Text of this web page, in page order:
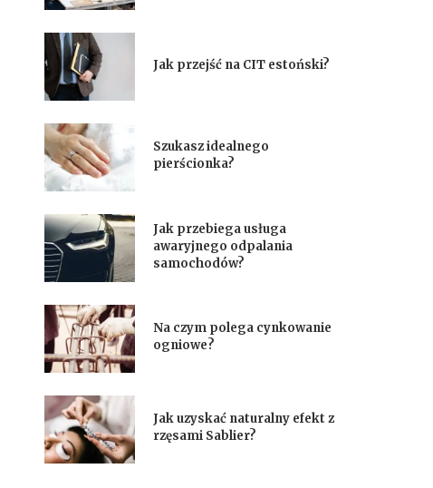
Jak przejść na CIT estoński?
Szukasz idealnego
pierścionka?
Jak przebiega usługa
awaryjnego odpalania
samochodów?
Na czym polega cynkowanie
ogniowe?
Jak uzyskać naturalny efekt z
rzęsami Sablier?